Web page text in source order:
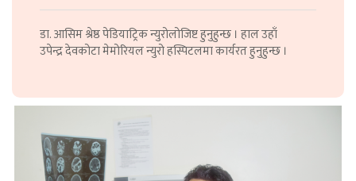
डा. आसिम श्रेष्ठ पेडियाट्रिक न्युरोलोजिष्ट हुनुहुन्छ । हाल उहाँ
उपेन्द्र देवकोटा मेमोरियल न्युरो हस्पिटलमा कार्यरत हुनुहुन्छ ।